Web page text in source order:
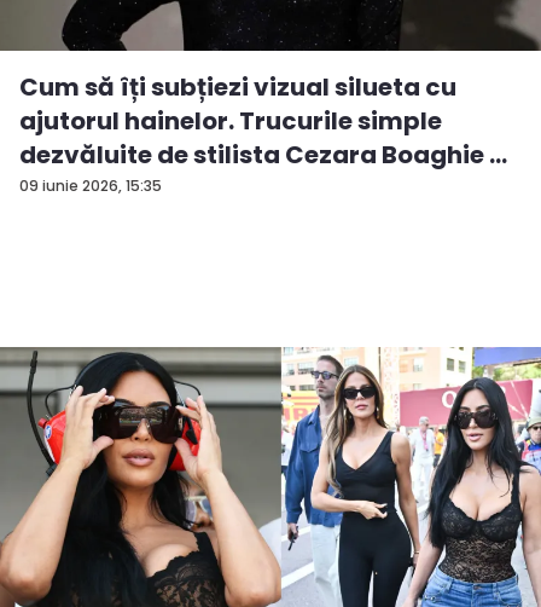
09 iunie 2026, 15:35
Cum să îți subțiezi vizual silueta cu
ajutorul hainelor. Trucurile simple
dezvăluite de stilista Cezara Boaghie ...